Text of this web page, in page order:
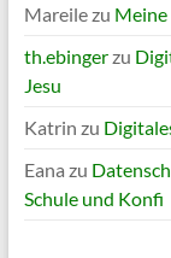
Mareilezu Meine
th.ebingerzu
Jesu
Katrin zu
Eana zu
Schule und Konfi